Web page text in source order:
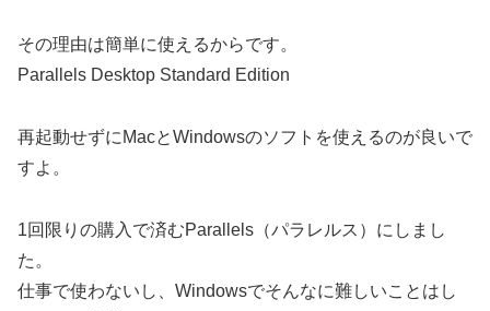
その理由は簡単に使えるからです。
Parallels Desktop Standard Edition
再起動せずにMacとWindowsのソフトを使えるのが良いで
すよ。
1回限りの購入で済むParallels（パラレルス）にしまし
た。
仕事で使わないし、Windowsでそんなに難しいことはし